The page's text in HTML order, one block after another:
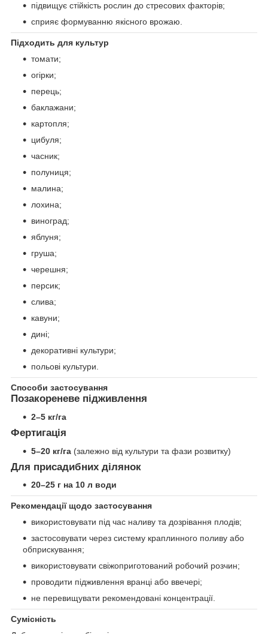
підвищує стійкість рослин до стресових факторів;
сприяє формуванню якісного врожаю.
Підходить для культур
томати;
огірки;
перець;
баклажани;
картопля;
цибуля;
часник;
полуниця;
малина;
лохина;
виноград;
яблуня;
груша;
черешня;
персик;
слива;
кавуни;
дині;
декоративні культури;
польові культури.
Способи застосування
Позакореневе підживлення
2–5 кг/га
Фертигація
5–20 кг/га (залежно від культури та фази розвитку)
Для присадибних ділянок
20–25 г на 10 л води
Рекомендації щодо застосування
використовувати під час наливу та дозрівання плодів;
застосовувати через систему краплинного поливу або
обприскування;
використовувати свіжоприготований робочий розчин;
проводити підживлення вранці або ввечері;
не перевищувати рекомендовані концентрації.
Сумісність